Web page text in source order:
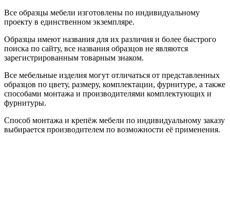
Все образцы мебели изготовлены по индивидуальному
проекту в единственном экземпляре.
Образцы имеют названия для их различия и более быстрого
поиска по сайту, все названия образцов не являются
зарегистрированным товарным знаком.
Все мебельные изделия могут отличаться от представленных
образцов по цвету, размеру, комплектации, фурнитуре, а также
способами монтажа и производителями комплектующих и
фурнитуры.
Способ монтажа и крепёж мебели по индивидуальному заказу
выбирается производителем по возможности её применения.